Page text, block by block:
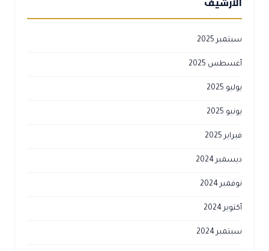
سبتمبر 2025
أغسطس 2025
يوليو 2025
يونيو 2025
فبراير 2025
ديسمبر 2024
نوفمبر 2024
أكتوبر 2024
سبتمبر 2024